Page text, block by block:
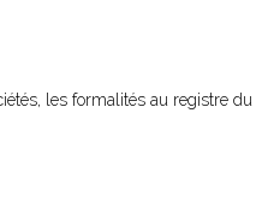
les formalités au registre du